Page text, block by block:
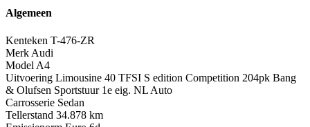
Algemeen
Kenteken T-476-ZR
Merk Audi
Model A4
Uitvoering Limousine 40 TFSI S edition Competition 204pk Bang
& Olufsen Sportstuur 1e eig. NL Auto
Carrosserie Sedan
Tellerstand 34.878 km